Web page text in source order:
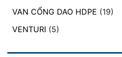
VAN CỔNG DAO HDPE (19)
VENTURI (5)